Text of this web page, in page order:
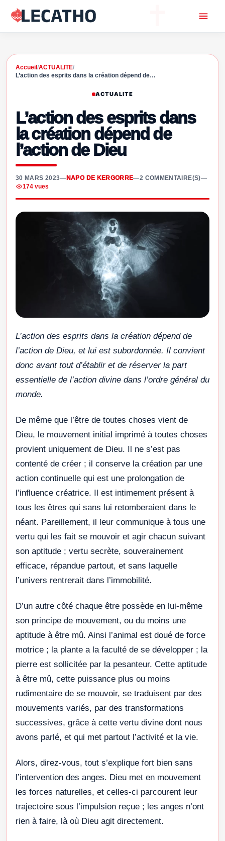
Accueil /ACTUALITE/
L’action des esprits dans la création dépend de…
ACTUALITE
L’action des esprits dans
la création dépend de
l’action de Dieu
30 MARS 2023— NAPO DE KERGORRE—2 COMMENTAIRE(S)—
174 vues
L’action des esprits dans la création dépend de
l’action de Dieu, et lui est subordonnée. Il convient
donc avant tout d’établir et de réserver la part
essentielle de l’action divine dans l’ordre général du
monde.
De même que l’être de toutes choses vient de
Dieu, le mouvement initial imprimé à toutes choses
provient uniquement de Dieu. Il ne s’est pas
contenté de créer ; il conserve la création par une
action continuelle qui est une prolongation de
l’influence créatrice. Il est intimement présent à
tous les êtres qui sans lui retomberaient dans le
néant. Pareillement, il leur communique à tous une
vertu qui les fait se mouvoir et agir chacun suivant
son aptitude ; vertu secrète, souverainement
efficace, répandue partout, et sans laquelle
l’univers rentrerait dans l’immobilité.
D’un autre côté chaque être possède en lui-même
son principe de mouvement, ou du moins une
aptitude à être mû. Ainsi l’animal est doué de force
motrice ; la plante a la faculté de se développer ; la
pierre est sollicitée par la pesanteur. Cette aptitude
à être mû, cette puissance plus ou moins
rudimentaire de se mouvoir, se traduisent par des
mouvements variés, par des transformations
successives, grâce à cette vertu divine dont nous
avons parlé, et qui met partout l’activité et la vie.
Alors, direz-vous, tout s’explique fort bien sans
l’intervention des anges. Dieu met en mouvement
les forces naturelles, et celles-ci parcourent leur
trajectoire sous l’impulsion reçue ; les anges n’ont
rien à faire, là où Dieu agit directement.